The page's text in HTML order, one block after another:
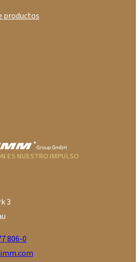
productos
ES NUESTRO IMPULSO
3
806-0